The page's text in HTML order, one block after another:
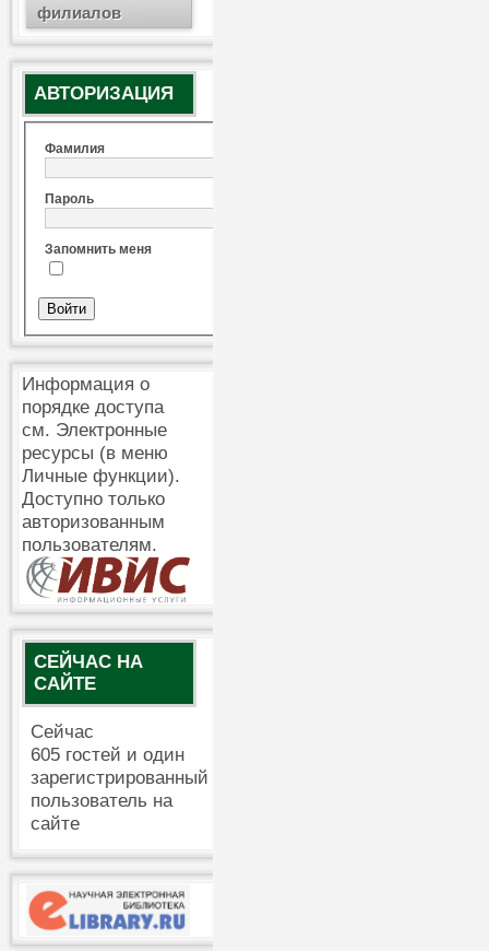
филиалов
АВТОРИЗАЦИЯ
Фамилия
Пароль
Запомнить меня
Информация о
порядке доступа
см. Электронные
ресурсы (в меню
Личные функции).
Доступно только
авторизованным
пользователям.
СЕЙЧАС НА
САЙТЕ
Сейчас
605 гостей и один
зарегистрированный
пользователь на
сайте